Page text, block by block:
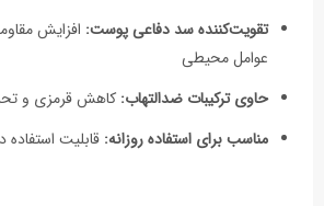
تقویت‌کننده سد دفاعی پوست: افزایش
عوامل محیطی
حاوی ترکیبات ضدالتهاب: کاهش قرمزی و
مناسب برای استفاده روزانه: قابلیت